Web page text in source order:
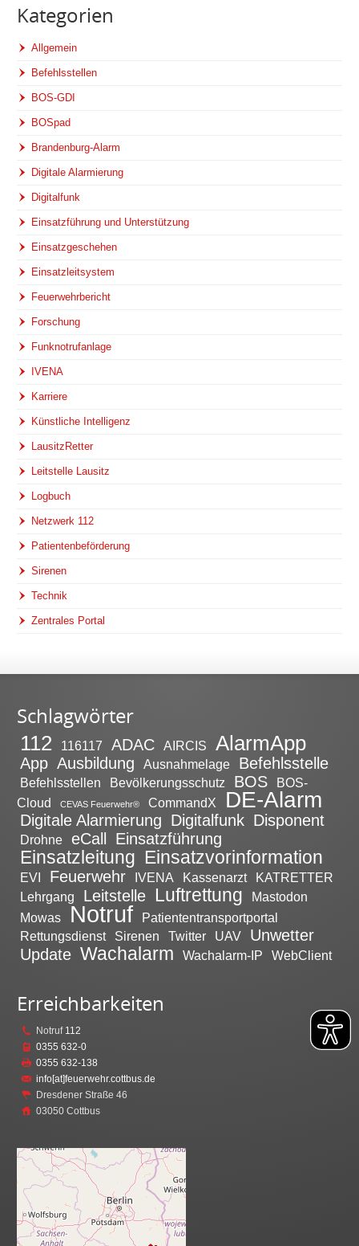
Kategorien
Allgemein
Befehlsstellen
BOS-GDI
BOSpad
Brandenburg-Alarm
Digitale Alarmierung
Digitalfunk
Einsatzführung und Unterstützung
Einsatzgeschehen
Einsatzleitsystem
Feuerwehrbericht
Forschung
Funknotrufanlage
IVENA
Karriere
Künstliche Intelligenz
LausitzRetter
Leitstelle Lausitz
Logbuch
Netzwerk 112
Patientenbeförderung
Sirenen
Technik
Zentrales Portal
Schlagwörter
112 116117 ADAC AIRCIS AlarmApp
App Ausbildung Ausnahmelage Befehlsstelle
Befehlsstellen Bevölkerungsschutz BOS
BOS-
Cloud
CEVAS Feuerwehr® CommandX DE-Alarm
Digitale Alarmierung Digitalfunk Disponent
Drohne eCall Einsatzführung
Einsatzleitung Einsatzvorinformation
EVI Feuerwehr IVENA Kassenarzt
KATRETTER
Lehrgang
Leitstelle Luftrettung
Mastodon
Mowas
Notruf
Patiententransportportal
Rettungsdienst
Sirenen Twitter UAV
Unwetter
Update Wachalarm Wachalarm-IP WebClient
Erreichbarkeiten
Notruf 112
0355 632-0
0355 632-138
info[at]feuerwehr.cottbus.de
Dresdener Straße 46
03050 Cottbus